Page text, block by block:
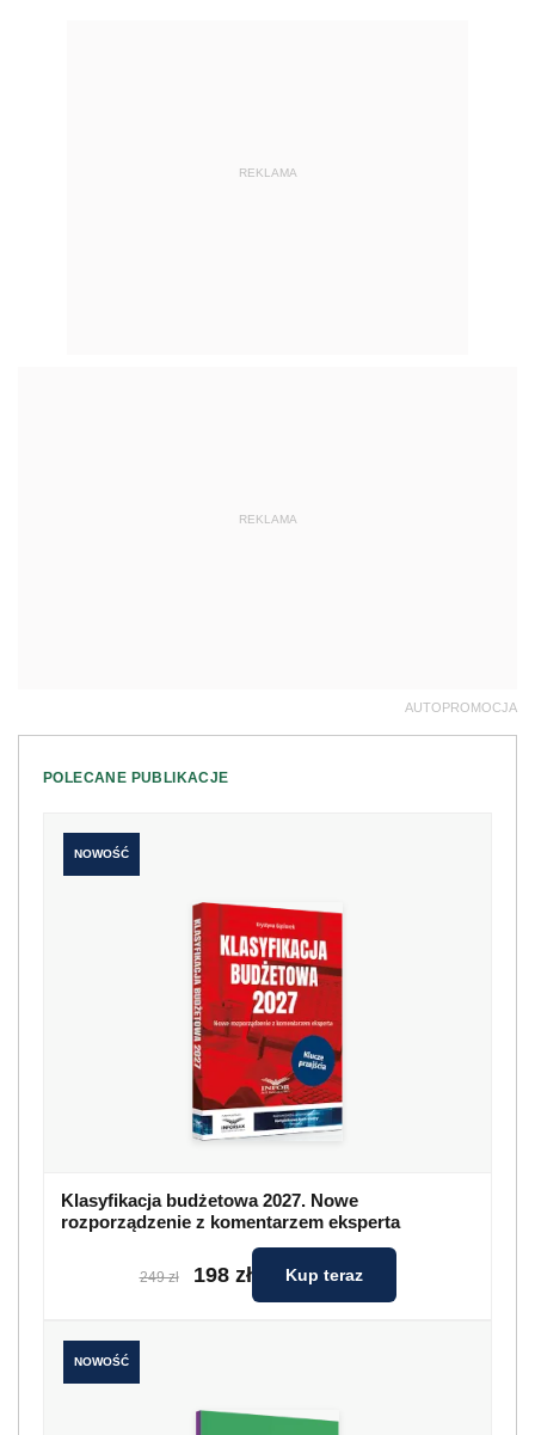
REKLAMA
REKLAMA
AUTOPROMOCJA
POLECANE PUBLIKACJE
NOWOŚĆ
Klasyfikacja budżetowa 2027. Nowe
rozporządzenie z komentarzem eksperta
249 zł 198 zł Kup teraz
NOWOŚĆ